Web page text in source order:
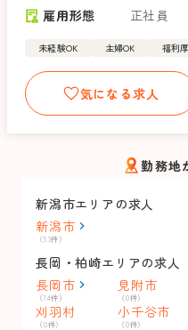
雇用形態
正社員
未経験OK 主婦OK 福利
気になる求人
勤務地
新潟市エリアの求人
新潟市
（53件）
長岡・柏崎エリアの求人
長岡市
（14件）
見附市
（0件）
刈羽村
（0件）
小千谷市
（0件）